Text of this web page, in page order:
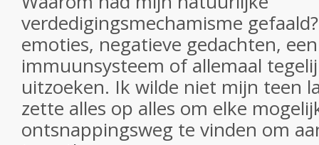
verdedigingsmechamisme
emoties, negatieve gedachten,
immuunsysteem of allemaal
uitzoeken. Ik wilde niet mijn teen
zette alles op alles om elke
ontsnappingsweg te vinden om